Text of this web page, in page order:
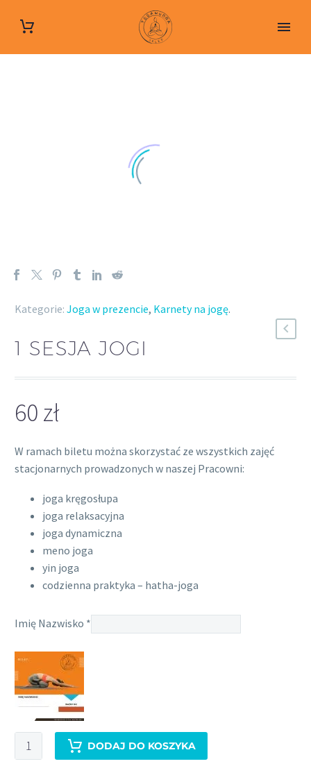
Kategorie: Joga w prezencie, Karnety na jogę.
1 SESJA JOGI
60 zł
W ramach biletu można skorzystać ze wszystkich zajęć
stacjonarnych prowadzonych w naszej Pracowni:
joga kręgosłupa
joga relaksacyjna
joga dynamiczna
meno joga
yin joga
codzienna praktyka – hatha-joga
Imię Nazwisko *
ilość
1
DODAJ DO KOSZYKA